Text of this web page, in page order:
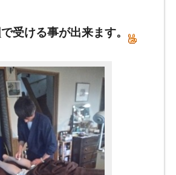
で受ける事が出来ます。